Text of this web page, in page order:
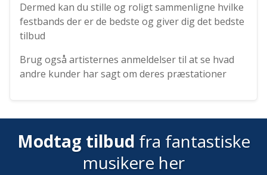
Dermed kan du stille og roligt sammenligne hvilke
festbands der er de bedste og giver dig det bedste
tilbud
Brug også artisternes anmeldelser til at se hvad
andre kunder har sagt om deres præstationer
Modtag tilbud fra fantastiske
musikere her